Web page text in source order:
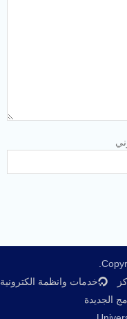
خدمات وانظمة الكترونية
الجديدة